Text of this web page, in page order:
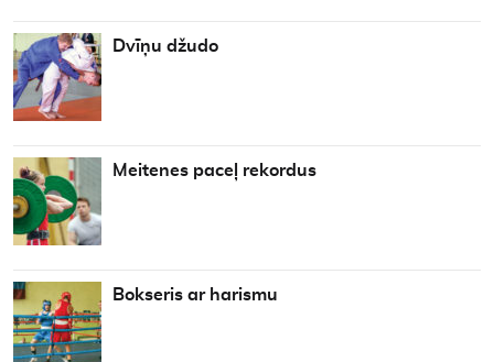
Dvīņu džudo
Meitenes paceļ rekordus
Bokseris ar harismu